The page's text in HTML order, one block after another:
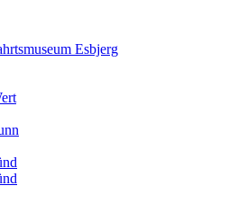
Esbjerg